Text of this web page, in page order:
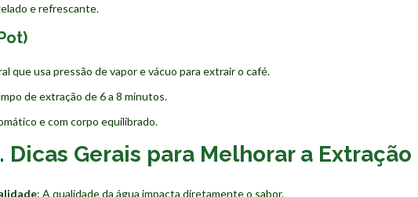
e refrescante.
que usa pressão de vapor e vácuo para extrair o café.
de extração de 6 a 8 minutos.
e com corpo equilibrado.
Dicas Gerais para Melhorar a
: A qualidade da água impacta diretamente o sabor.